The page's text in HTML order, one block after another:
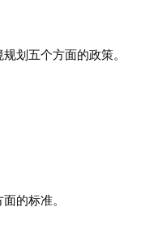
划五个方面的政策。
的标准。